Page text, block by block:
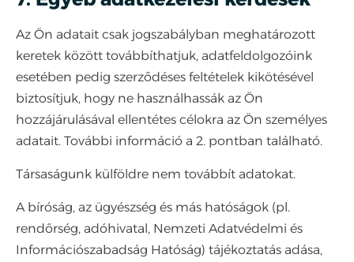
Az Ön adatait csak jogszabályban meghatározott
keretek között továbbíthatjuk, adatfeldolgozóink
esetében pedig szerződéses feltételek kikötésével
biztosítjuk, hogy ne használhassák az Ön
hozzájárulásával ellentétes célokra az Ön személyes
adatait. További információ a 2. pontban található.
Társaságunk külföldre nem továbbít adatokat.
A bíróság, az ügyészség és más hatóságok (pl.
rendőrség, adóhivatal, Nemzeti Adatvédelmi és
Információszabadság Hatóság) tájékoztatás adása,